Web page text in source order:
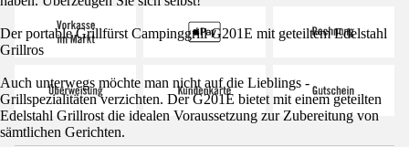
Der portable Grillfürst Campinggrill G201E mit geteiltem Edelstahl
Grillros
Auch unterwegs möchte man nicht auf die Lieblings -
Grillspezialitäten verzichten. Der G201E bietet mit einem geteilten
Edelstahl Grillrost die idealen Voraussetzung zur Zubereitung von
sämtlichen Gerichten.